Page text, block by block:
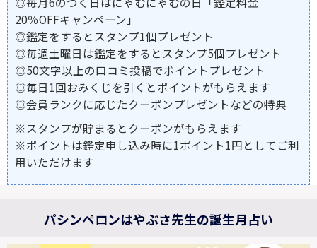
20％OFFキャンペーン」
◎鑑定をするとスタンプ1個プレゼント
◎毎週土曜日は鑑定をするとスタンプ5個プレゼント
◎50文字以上の口コミ投稿でポイントプレゼント
◎毎日1回おみくじを引くとポイントがもらえます
◎会員ランクに応じたクーポンプレゼントなどの特典
※スタンプが貯まるとクーポンがもらえます
※ポイントは鑑定申し込み時に1ポイント1円としてご利
用いただけます
パシンペロンはやぶさ先生の誕生月占い